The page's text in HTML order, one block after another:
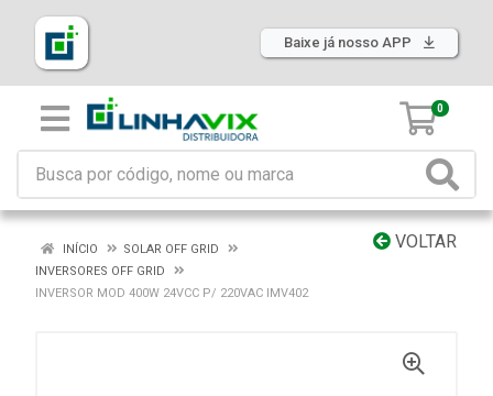
Baixe já nosso APP
0
VOLTAR
INÍCIO
SOLAR OFF GRID
INVERSORES OFF GRID
INVERSOR MOD 400W 24VCC P/ 220VAC IMV402